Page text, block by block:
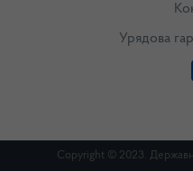
Урядова
Copyright © 2023.